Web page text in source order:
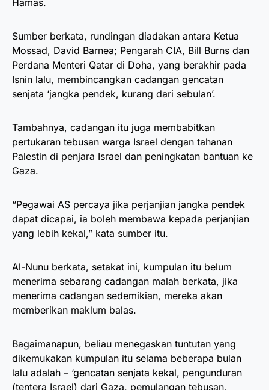
Hamas.
Sumber berkata, rundingan diadakan antara Ketua
Mossad, David Barnea; Pengarah CIA, Bill Burns dan
Perdana Menteri Qatar di Doha, yang berakhir pada
Isnin lalu, membincangkan cadangan gencatan
senjata ‘jangka pendek, kurang dari sebulan’.
Tambahnya, cadangan itu juga membabitkan
pertukaran tebusan warga Israel dengan tahanan
Palestin di penjara Israel dan peningkatan bantuan ke
Gaza.
“Pegawai AS percaya jika perjanjian jangka pendek
dapat dicapai, ia boleh membawa kepada perjanjian
yang lebih kekal,” kata sumber itu.
Al-Nunu berkata, setakat ini, kumpulan itu belum
menerima sebarang cadangan malah berkata, jika
menerima cadangan sedemikian, mereka akan
memberikan maklum balas.
Bagaimanapun, beliau menegaskan tuntutan yang
dikemukakan kumpulan itu selama beberapa bulan
lalu adalah – ‘gencatan senjata kekal, pengunduran
(tentera Israel) dari Gaza, pemulangan tebusan,